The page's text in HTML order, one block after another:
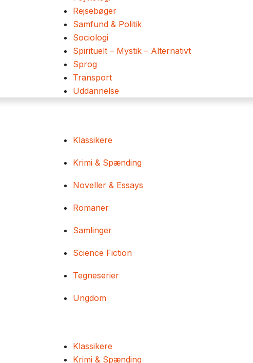
Rejsebøger
Samfund & Politik
Sociologi
Spirituelt – Mystik – Alternativt
Sprog
Transport
Uddannelse
Klassikere
Krimi & Spænding
Noveller & Essays
Romaner
Samlinger
Science Fiction
Tegneserier
Ungdom
Klassikere
Krimi & Spænding